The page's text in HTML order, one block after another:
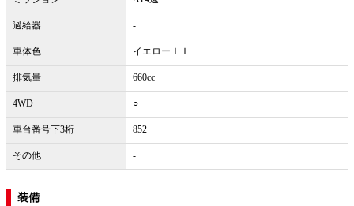
過給器 -
車体色 イエローＩＩ
排気量 660cc
4WD ○
車台番号下3桁 852
その他 -
装備